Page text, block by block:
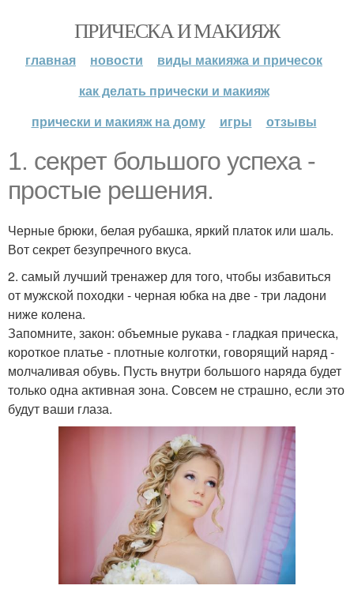
ПРИЧЕСКА И МАКИЯЖ
главная новости
виды макияжа и причесок
как делать прически и макияж
прически и макияж на дому
игры отзывы
1. секрет большого успеха -
простые решения.
Черные брюки, белая рубашка, яркий платок или шаль.
Вот секрет безупречного вкуса.
2. самый лучший тренажер для того, чтобы избавиться
от мужской походки - черная юбка на две - три ладони
ниже колена.
Запомните, закон: объемные рукава - гладкая прическа,
короткое платье - плотные колготки, говорящий наряд -
молчаливая обувь. Пусть внутри большого наряда будет
только одна активная зона. Совсем не страшно, если это
будут ваши глаза.